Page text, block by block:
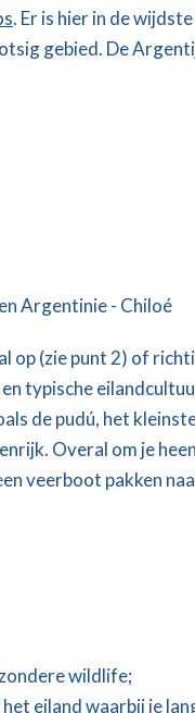
. Er is hier in de
gebied. De
op (zie punt 2) of
typische
de pudú, het
Overal om je
veerboot pakken
wildlife;
eiland waarbij je